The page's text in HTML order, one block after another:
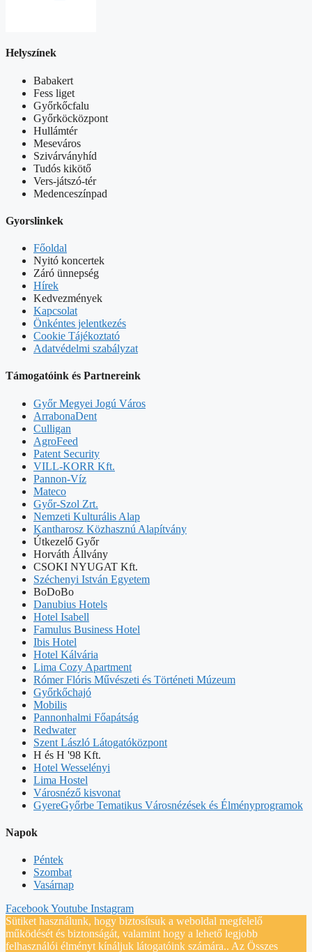
Helyszínek
Babakert
Fess liget
Győrkőcfalu
Győrköcközpont
Hullámtér
Meseváros
Szivárványhíd
Tudós kikötő
Vers-játszó-tér
Medenceszínpad
Gyorslinkek
Főoldal
Nyitó koncertek
Záró ünnepség
Hírek
Kedvezmények
Kapcsolat
Önkéntes jelentkezés
Cookie Tájékoztató
Adatvédelmi szabályzat
Támogatóink és Partnereink
Győr Megyei Jogú Város
ArrabonaDent
Culligan
AgroFeed
Patent Security
VILL-KORR Kft.
Pannon-Víz
Mateco
Győr-Szol Zrt.
Nemzeti Kulturális Alap
Kantharosz Közhasznú Alapítvány
Útkezelő Győr
Horváth Állvány
CSOKI NYUGAT Kft.
Széchenyi István Egyetem
BoDoBo
Danubius Hotels
Hotel Isabell
Famulus Business Hotel
Ibis Hotel
Hotel Kálvária
Lima Cozy Apartment
Rómer Flóris Művészeti és Történeti Múzeum
Győrkőchajó
Mobilis
Pannonhalmi Főapátság
Redwater
Szent László Látogatóközpont
H és H '98 Kft.
Hotel Wesselényi
Lima Hostel
Városnéző kisvonat
GyereGyőrbe Tematikus Városnézések és Élményprogramok
Napok
Péntek
Szombat
Vasárnap
FacebookYoutube Instagram
Sütiket használunk, hogy biztosítsuk a weboldal megfelelő
működését és biztonságát, valamint hogy a lehető legjobb
felhasználói élményt kínáljuk látogatóink számára.. Az Összes